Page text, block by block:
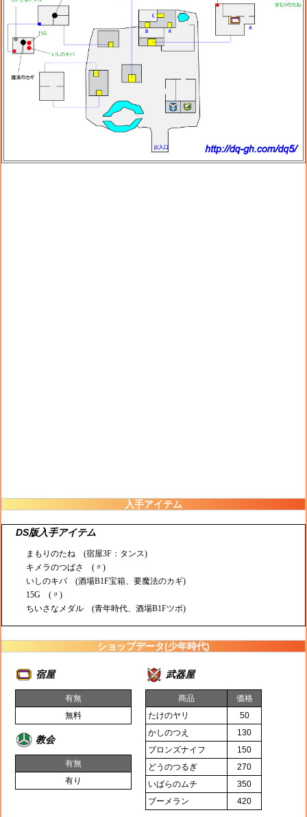
入手アイテム
DS版入手アイテム
まもりのたね (宿屋3F：タンス)
キメラのつばさ (〃)
いしのキバ (酒場B1F宝箱、要魔法のカギ)
15G (〃)
ちいさなメダル (青年時代、酒場B1Fツボ)
ショップデータ(少年時代)
宿屋
有無
無料
教会
有無
有り
武器屋
商品
価格
たけのヤリ
50
かしのつえ
130
ブロンズナイフ
150
どうのつるぎ
270
いばらのムチ
350
ブーメラン
420